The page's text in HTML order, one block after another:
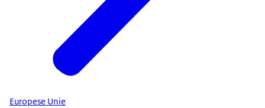
Europese Unie